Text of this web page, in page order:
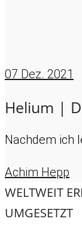
07 Dez. 2021
Helium |
Nachdem ich
Achim Hepp
WELTWEIT
UMGESETZT